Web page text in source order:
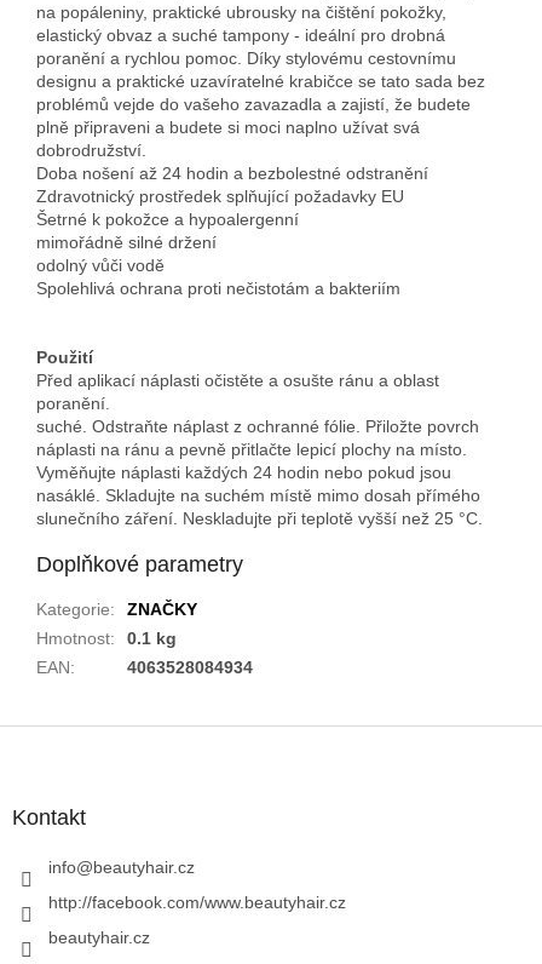
na popáleniny, praktické ubrousky na čištění pokožky,
elastický obvaz a suché tampony - ideální pro drobná
poranění a rychlou pomoc. Díky stylovému cestovnímu
designu a praktické uzavíratelné krabičce se tato sada bez
problémů vejde do vašeho zavazadla a zajistí, že budete
plně připraveni a budete si moci naplno užívat svá
dobrodružství.
Doba nošení až 24 hodin a bezbolestné odstranění
Zdravotnický prostředek splňující požadavky EU
Šetrné k pokožce a hypoalergenní
mimořádně silné držení
odolný vůči vodě
Spolehlivá ochrana proti nečistotám a bakteriím
Použití
Před aplikací náplasti očistěte a osušte ránu a oblast
poranění.
suché. Odstraňte náplast z ochranné fólie. Přiložte povrch
náplasti na ránu a pevně přitlačte lepicí plochy na místo.
Vyměňujte náplasti každých 24 hodin nebo pokud jsou
nasáklé. Skladujte na suchém místě mimo dosah přímého
slunečního záření. Neskladujte při teplotě vyšší než 25 °C.
Doplňkové parametry
Kategorie:
ZNAČKY
Hmotnost:
0.1 kg
EAN: 4063528084934
Kontakt
info@beautyhair.cz
http://facebook.com/www.beautyhair.cz
beautyhair.cz